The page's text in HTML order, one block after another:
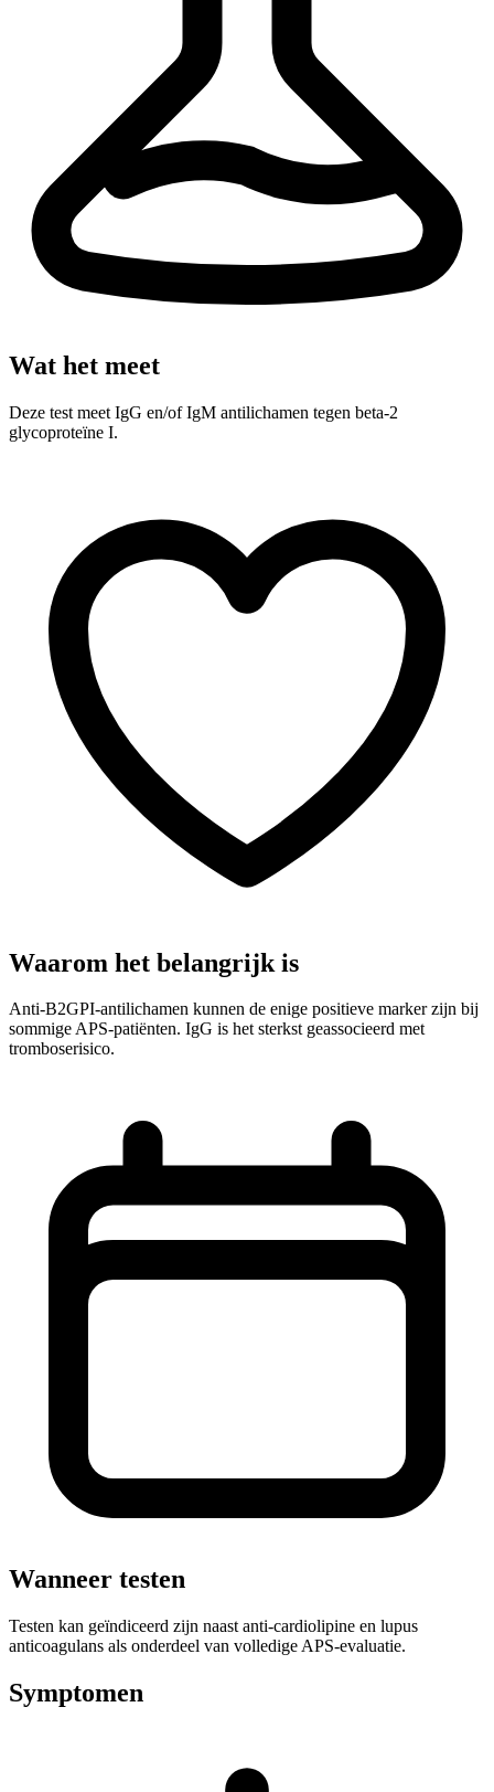
Wat het meet
Deze test meet IgG en/of IgM antilichamen tegen beta-2
glycoproteïne I.
Waarom het belangrijk is
Anti-B2GPI-antilichamen kunnen de enige positieve marker zijn bij
sommige APS-patiënten. IgG is het sterkst geassocieerd met
tromboserisico.
Wanneer testen
Testen kan geïndiceerd zijn naast anti-cardiolipine en lupus
anticoagulans als onderdeel van volledige APS-evaluatie.
Symptomen